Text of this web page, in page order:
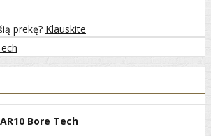
prekę? Klauskite
Bore Tech